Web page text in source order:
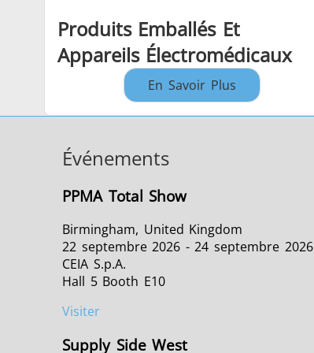
Produits Emballés Et
Appareils Électromédicaux
En Savoir Plus
Événements
PPMA Total Show
Birmingham, United Kingdom
22 septembre 2026 - 24 septembre 2026
CEIA S.p.A.
Hall 5 Booth E10
Visiter
Supply Side West